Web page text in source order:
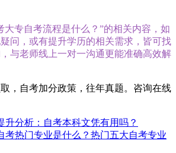
大专自考流程是什么？”的相关内容，如
问，或有提升学历的相关需求，皆可找
与老师线上一对一沟通更能准确高效解
，自考加分政策，往年真题。咨询在线
升分析：自考本科文凭有用吗？
考热门专业是什么？热门五大自考专业